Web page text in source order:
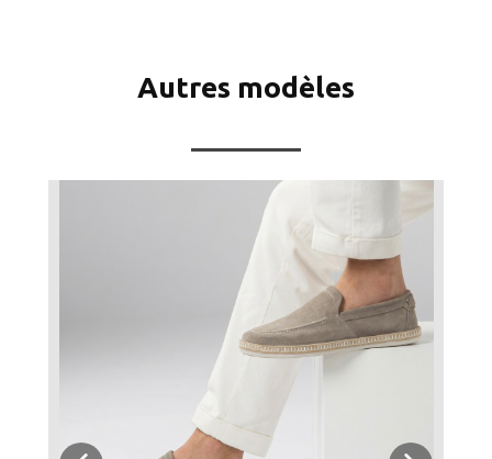
Autres modèles